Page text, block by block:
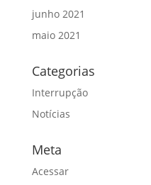
junho 2021
maio 2021
Categorias
Interrupção
Notícias
Meta
Acessar